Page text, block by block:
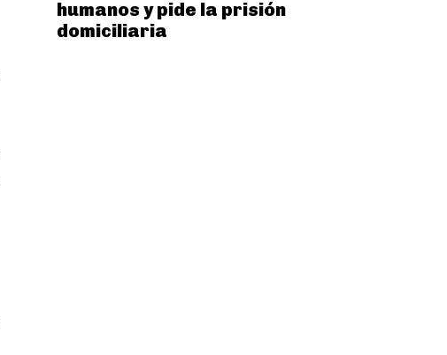
humanos y pide la prisión
domiciliaria